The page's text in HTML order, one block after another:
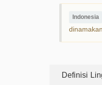
Indonesia
Definisi